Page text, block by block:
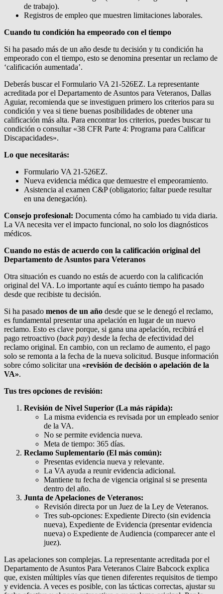
de trabajo).
Registros de empleo que muestren limitaciones laborales.
Cuando tu condición ha empeorado con el tiempo
Si ha pasado más de un año desde tu decisión y tu condición ha
empeorado con el tiempo, esto se denomina presentar un reclamo de
‘calificación aumentada’.
Deberás buscar el Formulario VA 21-526EZ. La representante
acreditada por el Departamento de Asuntos para Veteranos, Dallas
Aguiar, recomienda que se investiguen primero los criterios para su
condición y vea si tiene buenas posibilidades de obtener una
calificación más alta. Para encontrar los criterios, puedes buscar tu
condición o consultar «38 CFR Parte 4: Programa para Calificar
Discapacidades».
Lo que necesitarás:
Formulario VA 21-526EZ.
Nueva evidencia médica que demuestre el empeoramiento.
Asistencia al examen C&P (obligatorio; faltar puede resultar
en una denegación).
Consejo profesional: Documenta cómo ha cambiado tu vida diaria.
La VA necesita ver el impacto funcional, no solo los diagnósticos
médicos.
Cuando no estás de acuerdo con la calificación original del
Departamento de Asuntos para Veteranos
Otra situación es cuando no estás de acuerdo con la calificación
original del VA. Lo importante aquí es cuánto tiempo ha pasado
desde que recibiste tu decisión.
Si ha pasado menos de un año desde que se le denegó el reclamo,
es fundamental presentar una apelación en lugar de un nuevo
reclamo. Esto es clave porque, si gana una apelación, recibirá el
pago retroactivo (back pay) desde la fecha de efectividad del
reclamo original. En cambio, con un reclamo de aumento, el pago
solo se remonta a la fecha de la nueva solicitud. Busque información
sobre cómo solicitar una «revisión de decisión o apelación de la
VA».
Tus tres opciones de revisión:
Revisión de Nivel Superior (La más rápida):
La misma evidencia es revisada por un empleado senior
de la VA.
No se permite evidencia nueva.
Meta de tiempo: 365 días.
Reclamo Suplementario (El más común):
Presentas evidencia nueva y relevante.
La VA ayuda a reunir evidencia adicional.
Mantiene tu fecha de vigencia original si se presenta
dentro del año.
Junta de Apelaciones de Veteranos:
Revisión directa por un Juez de la Ley de Veteranos.
Tres sub-opciones: Expediente Directo (sin evidencia
nueva), Expediente de Evidencia (presentar evidencia
nueva) o Expediente de Audiencia (comparecer ante el
juez).
Las apelaciones son complejas. La representante acreditada por el
Departamento de Asuntos Para Veteranos Claire Babcock explica
que, existen múltiples vías que tienen diferentes requisitos de tiempo
y evidencia. A veces es posible, con las tácticas correctas, ajustar su